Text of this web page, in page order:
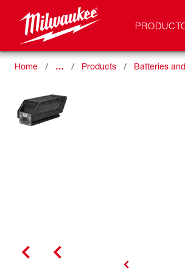
Home … Products Batteries